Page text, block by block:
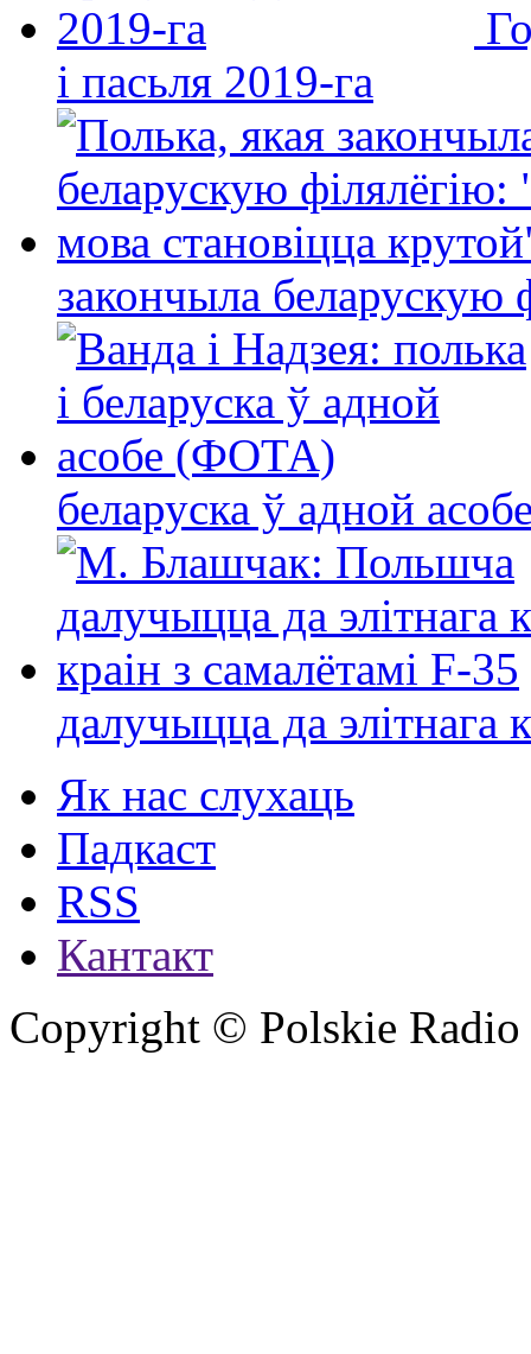
і пасьля 2019-га
закончыла беларускую
беларуска ў адной
далучыцца да элітнага
Як нас слухаць
Падкаст
RSS
Кантакт
Copyright © Polskie